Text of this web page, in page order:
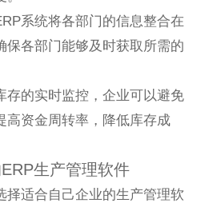
系统将各部门的信息整合在
保各部门能够及时获取所需的
存的实时监控，企业可以避免
高资金周转率，降低库存成
生产管理软件
择适合自己企业的生产管理软